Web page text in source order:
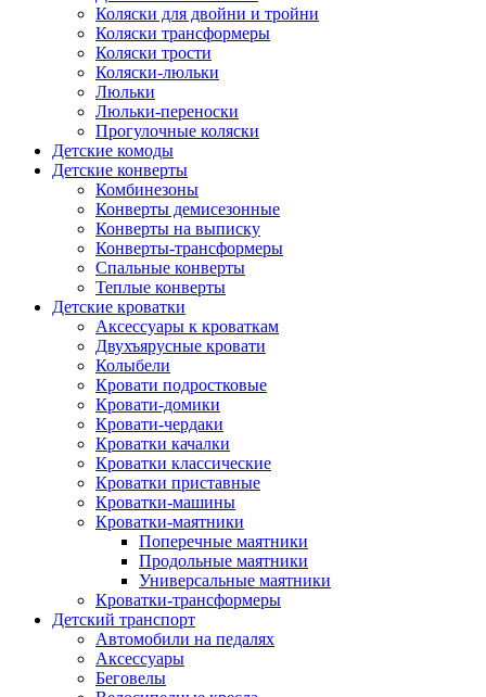
Коляски для двойни и тройни
Коляски трансформеры
Коляски трости
Коляски-люльки
Люльки
Люльки-переноски
Прогулочные коляски
Детские комоды
Детские конверты
Комбинезоны
Конверты демисезонные
Конверты на выписку
Конверты-трансформеры
Спальные конверты
Теплые конверты
Детские кроватки
Аксессуары к кроваткам
Двухъярусные кровати
Колыбели
Кровати подростковые
Кровати-домики
Кровати-чердаки
Кроватки качалки
Кроватки классические
Кроватки приставные
Кроватки-машины
Кроватки-маятники
Поперечные маятники
Продольные маятники
Универсальные маятники
Кроватки-трансформеры
Детский транспорт
Автомобили на педалях
Аксессуары
Беговелы